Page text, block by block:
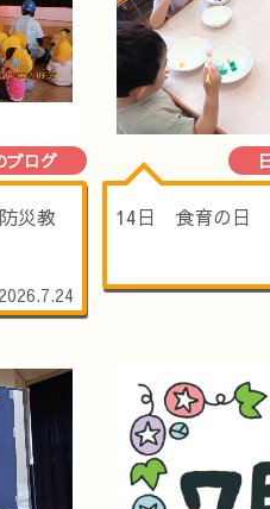
ブログ
災教
2026.7.24
14日 食育の日